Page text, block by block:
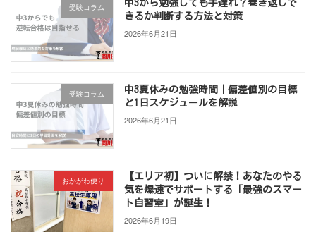
受験コラム
中3から勉強しても手遅れ？巻き返しで
きるか判断する方法と対策
2026年6月21日
受験コラム
中3夏休みの勉強時間｜偏差値別の目標
と1日スケジュールを解説
2026年6月21日
おかがわ便り
【エリア初】ついに解禁！あなたのやる
気を爆速でサポートする「最強のスマー
ト自習室」が誕生！
2026年6月19日